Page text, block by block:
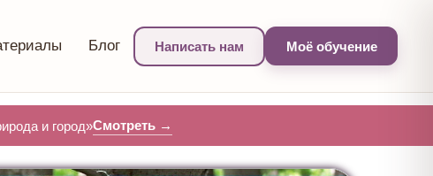
Блог Написать нам Моё обучение
и город»Смотреть →